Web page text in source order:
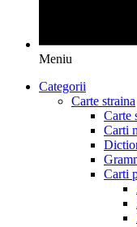
Meniu
Categorii
Carte straina
Carte
Carti
Carti